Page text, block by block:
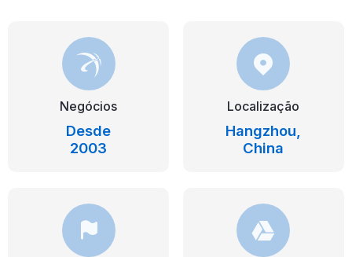
Negócios
Desde
2003
Localização
Hangzhou,
China